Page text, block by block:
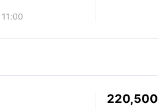
220,500